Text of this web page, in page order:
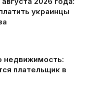
украинцы
недвижимость:
плательщик в